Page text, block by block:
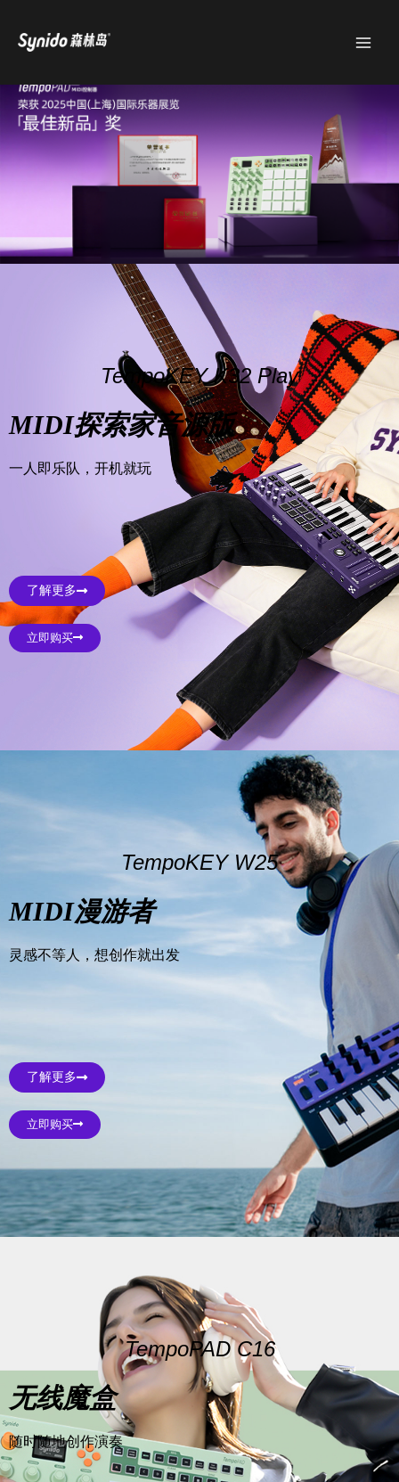
TempoKEY K32 Play
MIDI探索家音源版
一人即乐队，开机就玩
了解更多
立即购买
TempoKEY W25
MIDI漫游者
灵感不等人，想创作就出发
了解更多
立即购买
TempoPAD C16
无线魔盒
随时随地创作演奏